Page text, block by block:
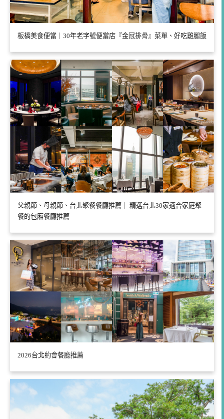
板橋美食便當｜30年老字號便當店『金冠排骨』菜單、好吃雞腿飯
父親節、母親節、台北聚餐餐廳推薦｜ 精選台北30家適合家庭聚
餐的包廂餐廳推薦
2026台北約會餐廳推薦